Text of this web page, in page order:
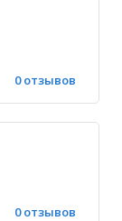
0 отзывов
0 отзывов